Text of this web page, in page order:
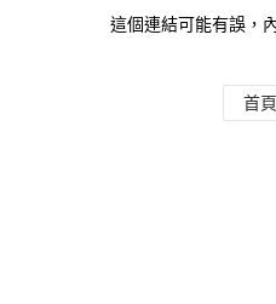
這個連結可能有誤，
首頁